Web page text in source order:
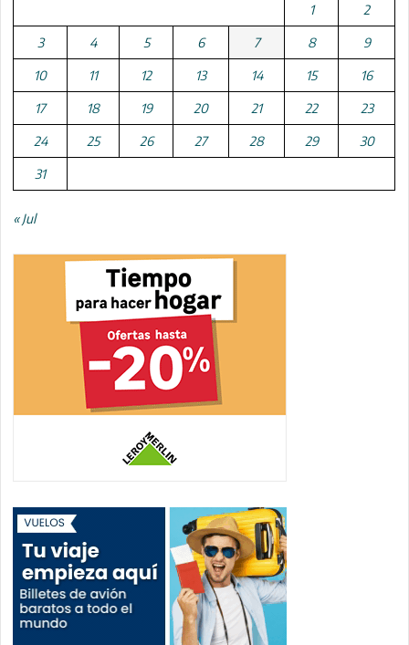
1 2
3 4 5 6 7 8 9
10 11 12 13 14 15 16
17 18 19 20 21 22 23
24 25 26 27 28 29 30
31
« Jul